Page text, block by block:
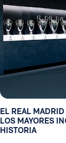
EL REAL
LOS MAYORES
HISTORIA